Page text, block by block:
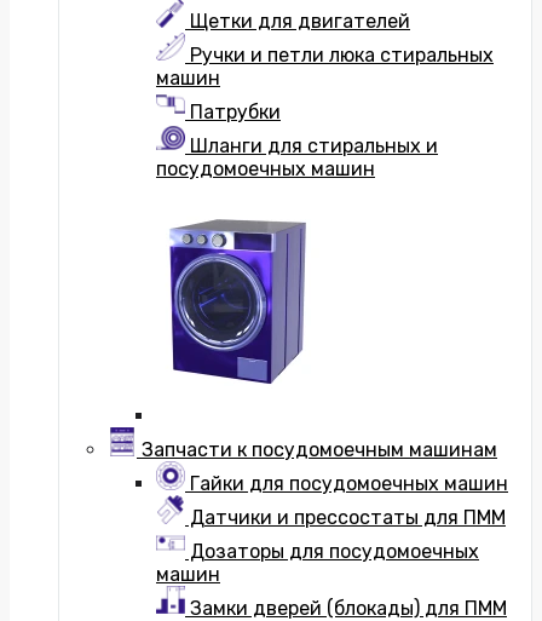
Щетки для двигателей
Ручки и петли люка стиральных
машин
Патрубки
Шланги для стиральных и
посудомоечных машин
Запчасти к посудомоечным машинам
Гайки для посудомоечных машин
Датчики и прессостаты для ПММ
Дозаторы для посудомоечных
машин
Замки дверей (блокады) для ПММ